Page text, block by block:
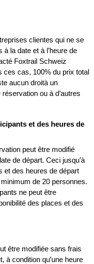
clientes qui ne se
la date et à l’heure de
Foxtrail Schweiz
ces cas, 100% du prix total
aucun droità un
ou à d’autres
et des heures de
peut être modifié
de départ. Ceci jusqu’à
et des heures de départ
de 20 personnes.
ne peut être
des places et des
être modifiée sans frais
à condition qu’une heure